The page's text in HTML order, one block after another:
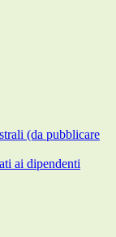
(da pubblicare
ai dipendenti